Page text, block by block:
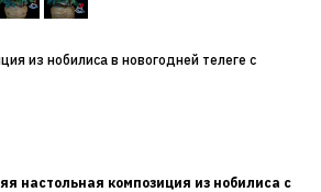
из нобилиса в новогодней телеге с
настольная композиция из нобилиса с